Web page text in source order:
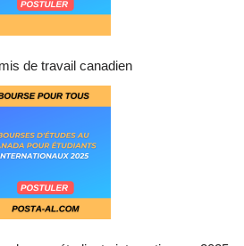
de travail canadien